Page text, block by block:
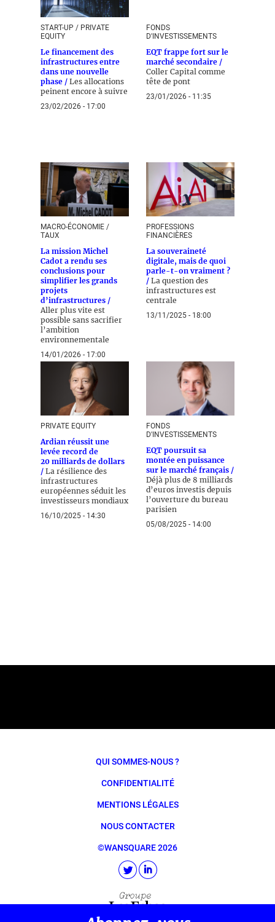
START-UP / PRIVATE
EQUITY
Le financement des
infrastructures entre
dans une nouvelle
phase / Les allocations
peinent encore à suivre
23/02/2026 - 17:00
FONDS
D'INVESTISSEMENTS
EQT frappe fort sur le
marché secondaire /
Coller Capital comme
tête de pont
23/01/2026 - 11:35
MACRO-ÉCONOMIE /
TAUX
La mission Michel
Cadot a rendu ses
conclusions pour
simplifier les grands
projets
d’infrastructures /
Aller plus vite est
possible sans sacrifier
l’ambition
environnementale
14/01/2026 - 17:00
PROFESSIONS
FINANCIÈRES
La souveraineté
digitale, mais de quoi
parle-t-on vraiment ?
/ La question des
infrastructures est
centrale
13/11/2025 - 18:00
PRIVATE EQUITY
Ardian réussit une
levée record de
20 milliards de dollars
/ La résilience des
infrastructures
européennes séduit les
investisseurs mondiaux
16/10/2025 - 14:30
FONDS
D'INVESTISSEMENTS
EQT poursuit sa
montée en puissance
sur le marché français /
Déjà plus de 8 milliards
d’euros investis depuis
l’ouverture du bureau
parisien
05/08/2025 - 14:00
QUI SOMMES-NOUS ?
CONFIDENTIALITÉ
MENTIONS LÉGALES
NOUS CONTACTER
©WANSQUARE 2026